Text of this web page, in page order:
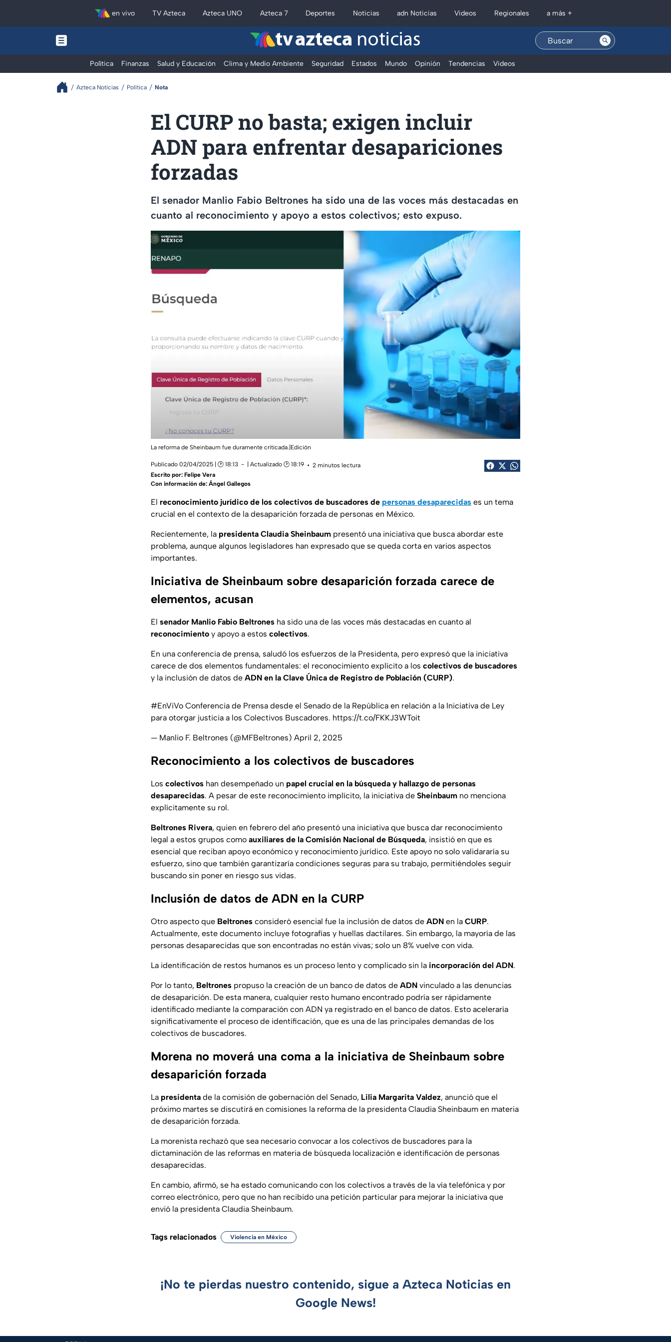
en vivo TV Azteca Azteca UNO Azteca 7 Deportes Noticias adn Noticias Videos Regionales a más +
tv azteca noticias
Política Finanzas Salud y Educación Clima y Medio Ambiente Seguridad Estados Mundo Opinión Tendencias Videos
Azteca Noticias Política Nota
El CURP no basta; exigen incluir
ADN para enfrentar desapariciones
forzadas
El senador Manlio Fabio Beltrones ha sido una de las voces más destacadas en
cuanto al reconocimiento y apoyo a estos colectivos; esto expuso.
La reforma de Sheinbaum fue duramente criticada.|Edición
Publicado 02/04/2025 | 🕑 18:13 | Actualizado 🕑 18:19
2 minutos lectura
Escrito por: Felipe Vera
Con información de: Ángel Gallegos
El reconocimiento jurídico de los colectivos de buscadores de personas desaparecidas es un tema
crucial en el contexto de la desaparición forzada de personas en México.
Recientemente, la presidenta Claudia Sheinbaum presentó una iniciativa que busca abordar este
problema, aunque algunos legisladores han expresado que se queda corta en varios aspectos
importantes.
Iniciativa de Sheinbaum sobre desaparición forzada carece de
elementos, acusan
El senador Manlio Fabio Beltrones ha sido una de las voces más destacadas en cuanto al
reconocimiento y apoyo a estos colectivos.
En una conferencia de prensa, saludó los esfuerzos de la Presidenta, pero expresó que la iniciativa
carece de dos elementos fundamentales: el reconocimiento explícito a los colectivos de buscadores
y la inclusión de datos de ADN en la Clave Única de Registro de Población (CURP).
#EnViVo Conferencia de Prensa desde el Senado de la República en relación a la Iniciativa de Ley
para otorgar justicia a los Colectivos Buscadores. https://t.co/FKKJ3WToit
— Manlio F. Beltrones (@MFBeltrones) April 2, 2025
Reconocimiento a los colectivos de buscadores
Los colectivos han desempeñado un papel crucial en la búsqueda y hallazgo de personas
desaparecidas. A pesar de este reconocimiento implícito, la iniciativa de Sheinbaum no menciona
explícitamente su rol.
Beltrones Rivera, quien en febrero del año presentó una iniciativa que busca dar reconocimiento
legal a estos grupos como auxiliares de la Comisión Nacional de Búsqueda, insistió en que es
esencial que reciban apoyo económico y reconocimiento jurídico. Este apoyo no solo validararía su
esfuerzo, sino que también garantizaría condiciones seguras para su trabajo, permitiéndoles seguir
buscando sin poner en riesgo sus vidas.
Inclusión de datos de ADN en la CURP
Otro aspecto que Beltrones consideró esencial fue la inclusión de datos de ADN en la CURP.
Actualmente, este documento incluye fotografías y huellas dactilares. Sin embargo, la mayoría de las
personas desaparecidas que son encontradas no están vivas; solo un 8% vuelve con vida.
La identificación de restos humanos es un proceso lento y complicado sin la incorporación del ADN.
Por lo tanto, Beltrones propuso la creación de un banco de datos de ADN vinculado a las denuncias
de desaparición. De esta manera, cualquier resto humano encontrado podría ser rápidamente
identificado mediante la comparación con ADN ya registrado en el banco de datos. Esto aceleraría
significativamente el proceso de identificación, que es una de las principales demandas de los
colectivos de buscadores.
Morena no moverá una coma a la iniciativa de Sheinbaum sobre
desaparición forzada
La presidenta de la comisión de gobernación del Senado, Lilia Margarita Valdez, anunció que el
próximo martes se discutirá en comisiones la reforma de la presidenta Claudia Sheinbaum en materia
de desaparición forzada.
La morenista rechazó que sea necesario convocar a los colectivos de buscadores para la
dictaminación de las reformas en materia de búsqueda localización e identificación de personas
desaparecidas.
En cambio, afirmó, se ha estado comunicando con los colectivos a través de la vía telefónica y por
correo electrónico, pero que no han recibido una petición particular para mejorar la iniciativa que
envió la presidenta Claudia Sheinbaum.
Tags relacionados Violencia en México
¡No te pierdas nuestro contenido, sigue a Azteca Noticias en
Google News!